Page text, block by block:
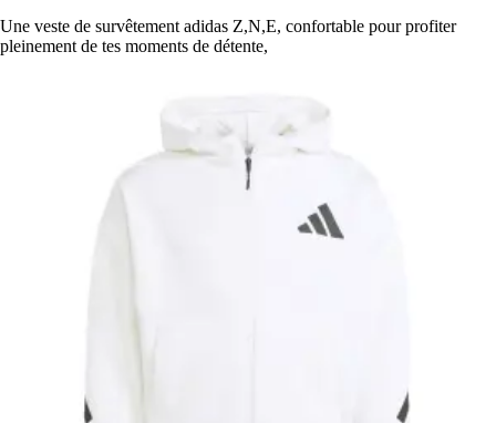
Une veste de survêtement adidas Z,N,E, confortable pour profiter
pleinement de tes moments de détente,